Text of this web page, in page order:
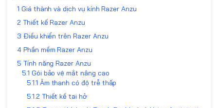
Giá thành và dịch vụ kính Razer Anzu
Thiết kế Razer Anzu
Điều khiển trên Razer Anzu
Phần mềm Razer Anzu
Tính năng Razer Anzu
Gói bảo vệ mắt nâng cao
Âm thanh có độ trễ thấp
Thiết kế tai hở